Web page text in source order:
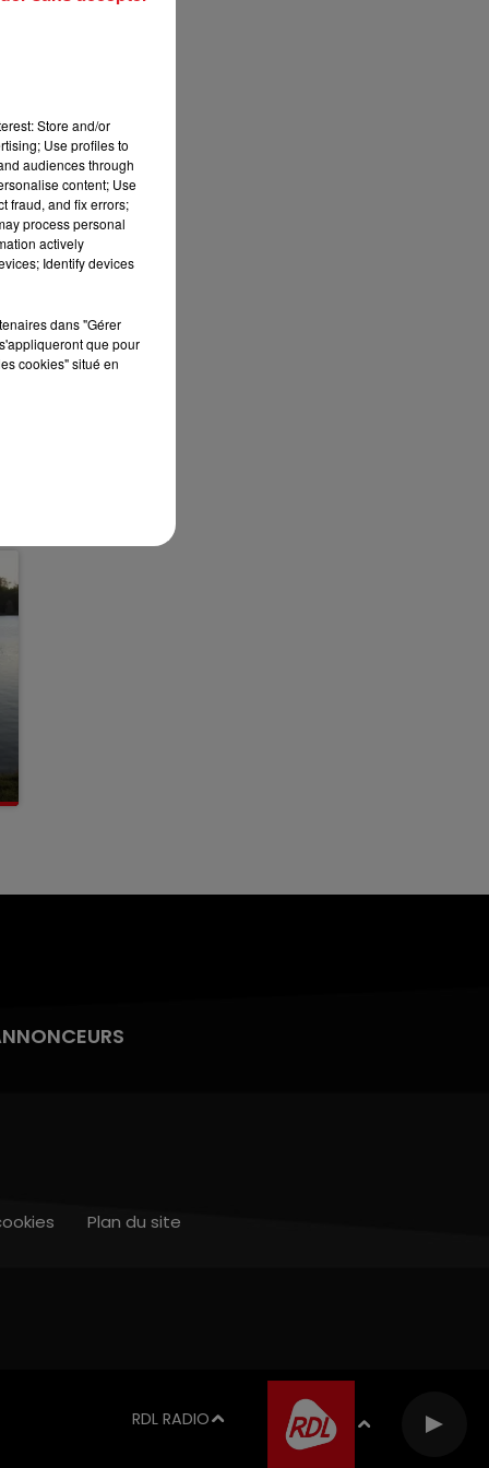
RDL RADIO
Plan du site
Store and/or
Use profiles to
audiences through
content; Use
fraud, and fix errors;
process personal
actively
Identify devices
dans "Gérer
que pour
cookies" situé en